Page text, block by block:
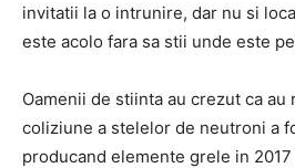
invitatii la o intrunire, dar nu si
este acolo fara sa stii unde este
Oamenii de stiinta au crezut ca au
coliziune a stelelor de neutroni a
producand elemente grele in 2017